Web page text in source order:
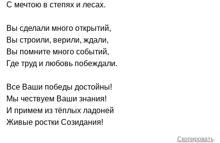
С мечтою в степях и лесах.
Вы сделали много открытий,
Вы строили, верили, ждали,
Вы помните много событий,
Где труд и любовь побеждали.
Все Ваши победы достойны!
Мы чествуем Ваши знания!
И примем из тёплых ладоней
Живые ростки Созидания!
Скопировать